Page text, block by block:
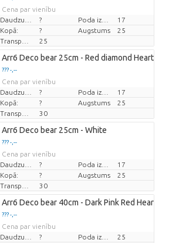
Cena par vienību
?
17
Kopā:
? Augstums
25
25
Arr6 Deco bear 25cm - Red diamond Heart
??? -,--
Cena par vienību
?
17
Kopā:
? Augstums
25
30
Arr6 Deco bear 25cm - White
??? -,--
Cena par vienību
?
17
Kopā:
? Augstums
25
30
Arr6 Deco bear 40cm - Dark Pink Red Heart
??? -,--
Cena par vienību
?
25